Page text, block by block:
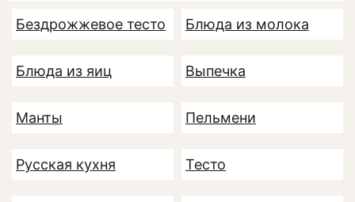
Бездрожжевое тесто Блюда из молока
Блюда из яиц Выпечка
Манты Пельмени
Русская кухня Тесто